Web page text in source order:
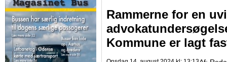
Rammerne for en
Kommune er lagt